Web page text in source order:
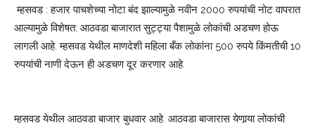
म्हसवड : हजार पाचशेच्या नोटा बंद झाल्यामुळे नवीन 2000 रुपयांची नोट वापरात
आल्यामुळे विशेषत: आठवडा बाजारात सुट्ट्या पैशामुळे लोकांची अडचण होऊ
लागली आहे. म्हसवड येथील माणदेशी महिला बँक लोकांना 500 रुपये किंमतीची 10
रुपयांची नाणी देऊन ही अडचण दूर करणार आहे.
म्हसवड येथील आठवडा बाजार बुधवार आहे. आठवडा बाजारास येणार्‍या लोकांची